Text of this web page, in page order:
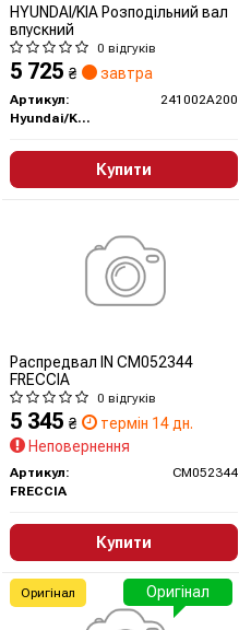
HYUNDAI/KIA Розподільний вал
впускний
0 відгуків
5 725 ₴ завтра
Артикул:
241002A200
Hyundai/Kia/Mobis
Купити
Распредвал IN CM052344
FRECCIA
0 відгуків
5 345 ₴
термін 14 дн.
Неповернення
Артикул:
CM052344
FRECCIA
Купити
Оригінал
Оригінал